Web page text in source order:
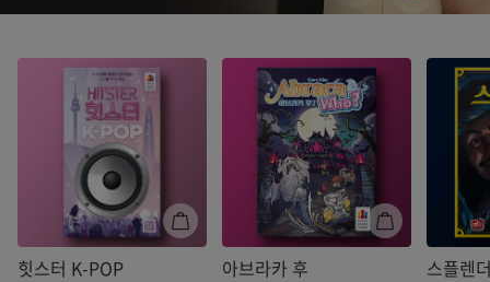
힛스터 K-POP 아브라카 후 스플렌